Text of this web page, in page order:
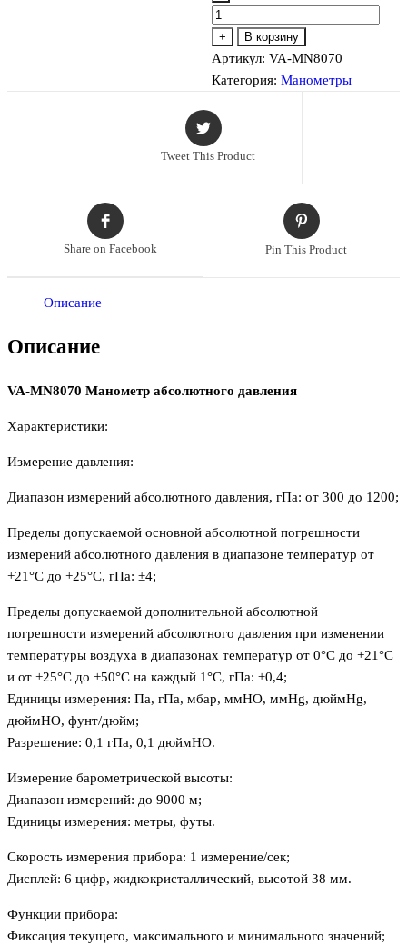
Количество
товара
VA-
MN8070
абсолютного
давления
+ В корзину
Артикул: VA-MN8070
Категория: Манометры
Tweet This Product
Share on Facebook Pin This Product
Описание
Описание
VA-MN8070 Манометр абсолютного давления
Характеристики:
Измерение давления:
Диапазон измерений абсолютного давления, гПа: от 300 до 1200;
Пределы допускаемой основной абсолютной погрешности
измерений абсолютного давления в диапазоне температур от
+21°С до +25°С, гПа: ±4;
Пределы допускаемой дополнительной абсолютной
погрешности измерений абсолютного давления при изменении
температуры воздуха в диапазонах температур от 0°С до +21°С
и от +25°С до +50°С на каждый 1°С, гПа: ±0,4;
Единицы измерения: Па, гПа, мбар, ммHO, ммHg, дюймHg,
дюймHO, фунт/дюйм;
Разрешение: 0,1 гПа, 0,1 дюймHO.
Измерение барометрической высоты:
Диапазон измерений: до 9000 м;
Единицы измерения: метры, футы.
Скорость измерения прибора: 1 измерение/сек;
Дисплей: 6 цифр, жидкокристаллический, высотой 38 мм.
Функции прибора:
Фиксация текущего, максимального и минимального значений;